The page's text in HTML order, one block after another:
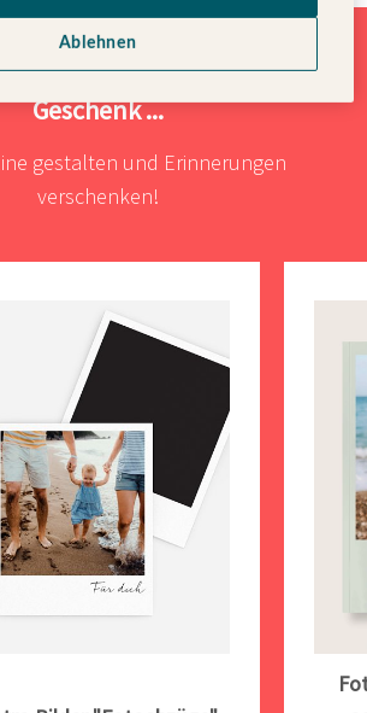
Momente als liebevolles
Geschenk ...
gestalten und Erinnerungen
verschenken!
Ablehnen